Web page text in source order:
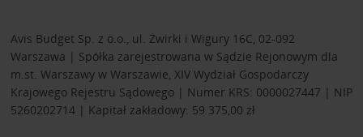
Avis Budget Sp. z o.o., ul. Żwirki i Wigury 16C, 02-092
Warszawa | Spółka zarejestrowana w Sądzie Rejonowym dla
m.st. Warszawy w Warszawie, XIV Wydział Gospodarczy
Krajowego Rejestru Sądowego | Numer KRS: 0000027447 | NIP
5260202714 | Kapitał zakładowy: 59 375,00 zł